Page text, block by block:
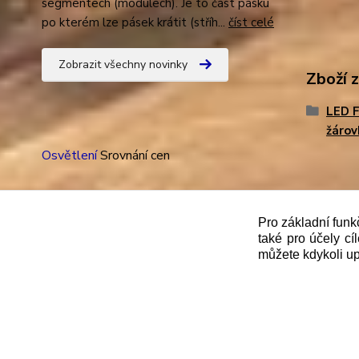
segmentech (modulech). Je to část pásku
po kterém lze pásek krátit (stříh... číst celé
Zobrazit všechny novinky
OsvětleníSrovnání cen
Zboží
LED
zákona č. 112/mmmmm2016 Sb. o
správce daně online; v případě technického
Pro základní
také pro účely
můžete kdykoli